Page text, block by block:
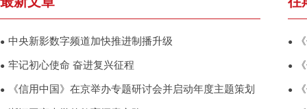
● 中央新影数字频道加快推进制播升级
● 牢记初心使命 奋进复兴征程
● 《信用中国》在京举办专题研讨会并启动年度主题策划
●
●
●